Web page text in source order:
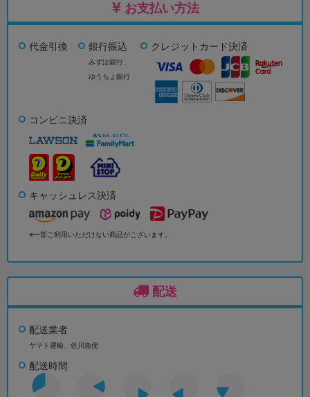
お支払い方法
代金引換 銀行振込
みずほ銀行、
ゆうちょ銀行
クレジットカード決済
コンビニ決済
キャッシュレス決済
※一部ご利用いただけない商品がございます。
配送
配送業者
ヤマト運輸、佐川急便
配送時間